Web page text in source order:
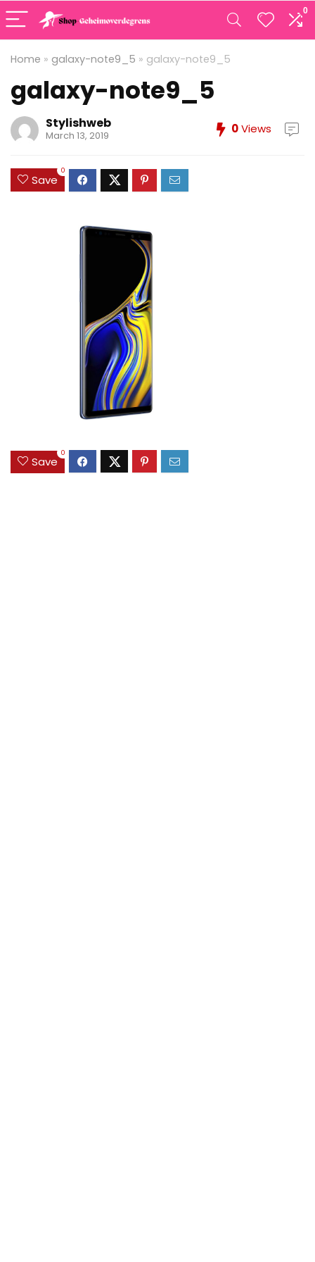
0
Home » galaxy-note9_5 » galaxy-note9_5
galaxy-note9_5
Stylishweb
March 13, 2019 0Views
Save
0
Save
0